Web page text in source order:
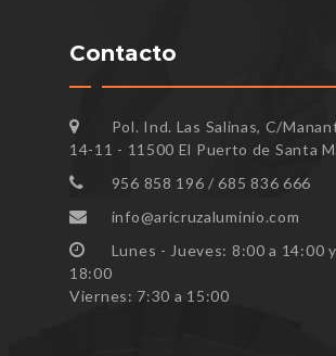
Contacto
Pol. Ind. Las Salinas, C/
14-11 - 11500 El Puerto de Santa
956 858 196 / 685 836 666
info@aricruzaluminio.com
Lunes - Jueves: 8:00 a 14:00
18:00
Viernes: 7:30 a 15:00